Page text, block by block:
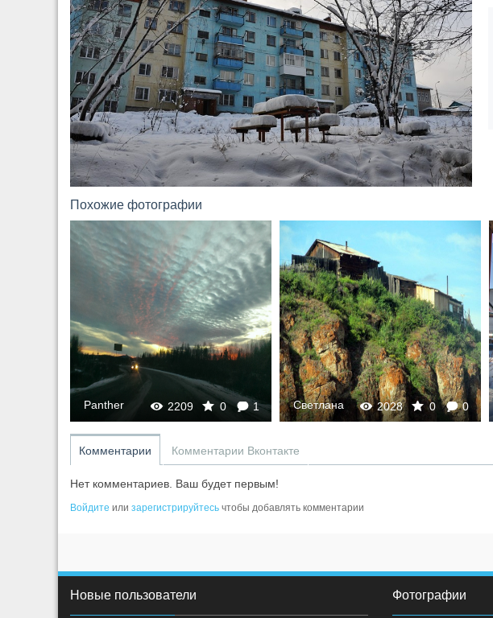
Похожие фотографии
2209
0 1
Panther 2028 0 0
Светлана
Комментарии Комментарии Вконтакте
Нет комментариев. Ваш будет первым!
Войдите или зарегистрируйтесь чтобы добавлять комментарии
Новые пользователи Фотографии